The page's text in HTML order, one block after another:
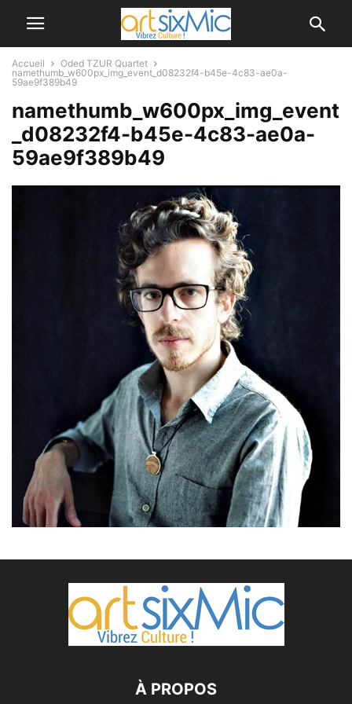
Accueil
Oded TZUR Quartet
namethumb_w600px_img_event_d08232f4-b45e-4c83-ae0a-
59ae9f389b49
namethumb_w600px_img_event
_d08232f4-b45e-4c83-ae0a-
59ae9f389b49
À PROPOS